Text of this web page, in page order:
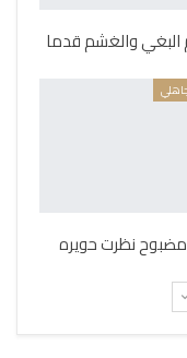
والغشم قدما
نظرت حويره